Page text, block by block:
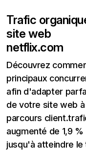
Trafic
site web
netflix.com
Découvrez
principaux
afin d'adapter
de votre site web
parcours
augmenté de 1,9
jusqu'à atteindre